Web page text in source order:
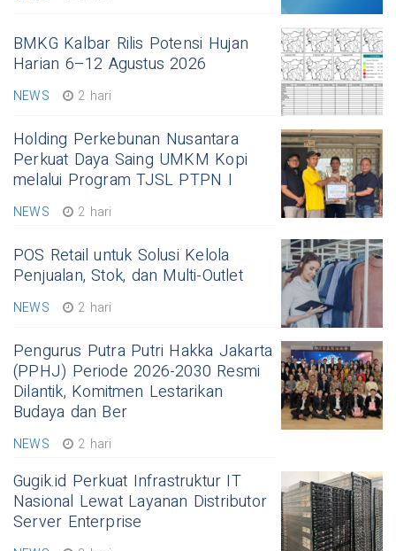
BMKG Kalbar Rilis Potensi Hujan
Harian 6–12 Agustus 2026
NEWS 2 hari
Holding Perkebunan Nusantara
Perkuat Daya Saing UMKM Kopi
melalui Program TJSL PTPN I
NEWS 2 hari
POS Retail untuk Solusi Kelola
Penjualan, Stok, dan Multi-Outlet
NEWS 2 hari
Pengurus Putra Putri Hakka Jakarta
(PPHJ) Periode 2026-2030 Resmi
Dilantik, Komitmen Lestarikan
Budaya dan Ber
NEWS 2 hari
Gugik.id Perkuat Infrastruktur IT
Nasional Lewat Layanan Distributor
Server Enterprise